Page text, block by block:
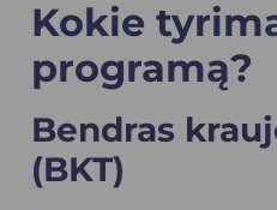
Kokie
programą?
Bendras
(BKT)